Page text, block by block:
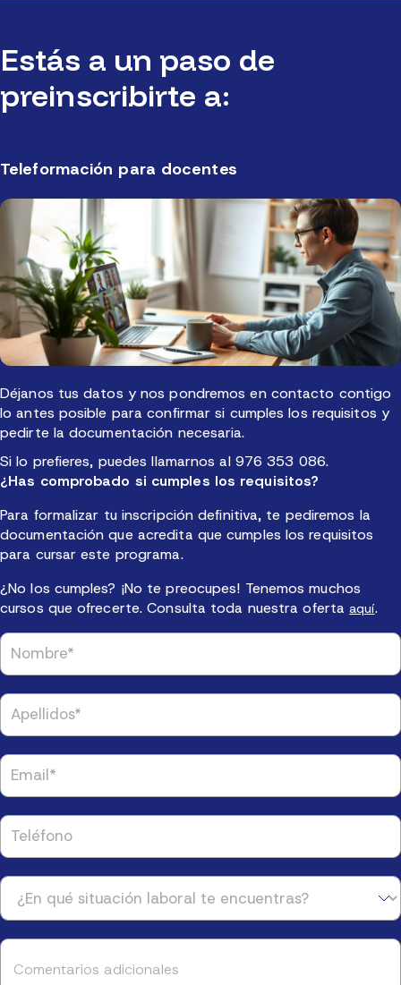
Estás a un paso de
preinscribirte a:
Teleformación para docentes
Déjanos tus datos y nos pondremos en contacto contigo
lo antes posible para confirmar si cumples los requisitos y
pedirte la documentación necesaria.
Si lo prefieres, puedes llamarnos al 976 353 086.
¿Has comprobado si cumples los requisitos?
Para formalizar tu inscripción definitiva, te pediremos la
documentación que acredita que cumples los requisitos
para cursar este programa.
¿No los cumples? ¡No te preocupes! Tenemos muchos
cursos que ofrecerte. Consulta toda nuestra ofertaaquí.